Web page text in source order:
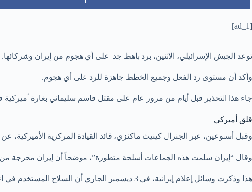
[ad_1]
توعد الجيش الإسرائيلي، الاثنين، برد باهظ جدا على أي هجوم من إيران وشركائها.
وأكد أن مستوى رد الفعل وجميع الخطط جاهزة للرد على أي هجوم.
جاء هذا التحذير قبل أيام من مرور عام على مقتل قاسم سليماني بغارة أميركية في بغداد في
قلق أميركي
وقبل أسبوعين، عبر الجنرال كينيث ماكنزي، قائد القيادة المركزية الأميركية،
وقال “إيران سلمت هذه الجماعات أسلحة متطورة”، موضحاً أن إيران محرجة
هذا وذكرت وسائل إعلام إيرانية، في 3 ديسمبر الجاري أن السلاح المستخدم في اغتيال العالم النووي الإيراني البارز محسن فخري زاده مصنوع في إسرائيل.